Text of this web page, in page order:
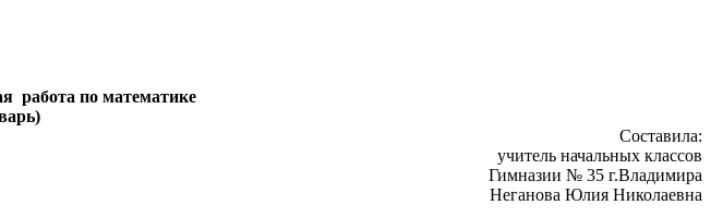
работа по математике
Составила:
учитель начальных классов
Гимназии № 35 г.Владимира
Неганова Юлия Николаевна